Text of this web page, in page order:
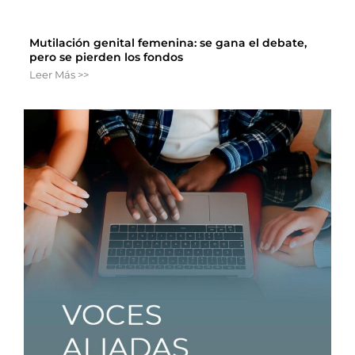
Mutilación genital femenina: se gana el debate,
pero se pierden los fondos
Leer Más >>